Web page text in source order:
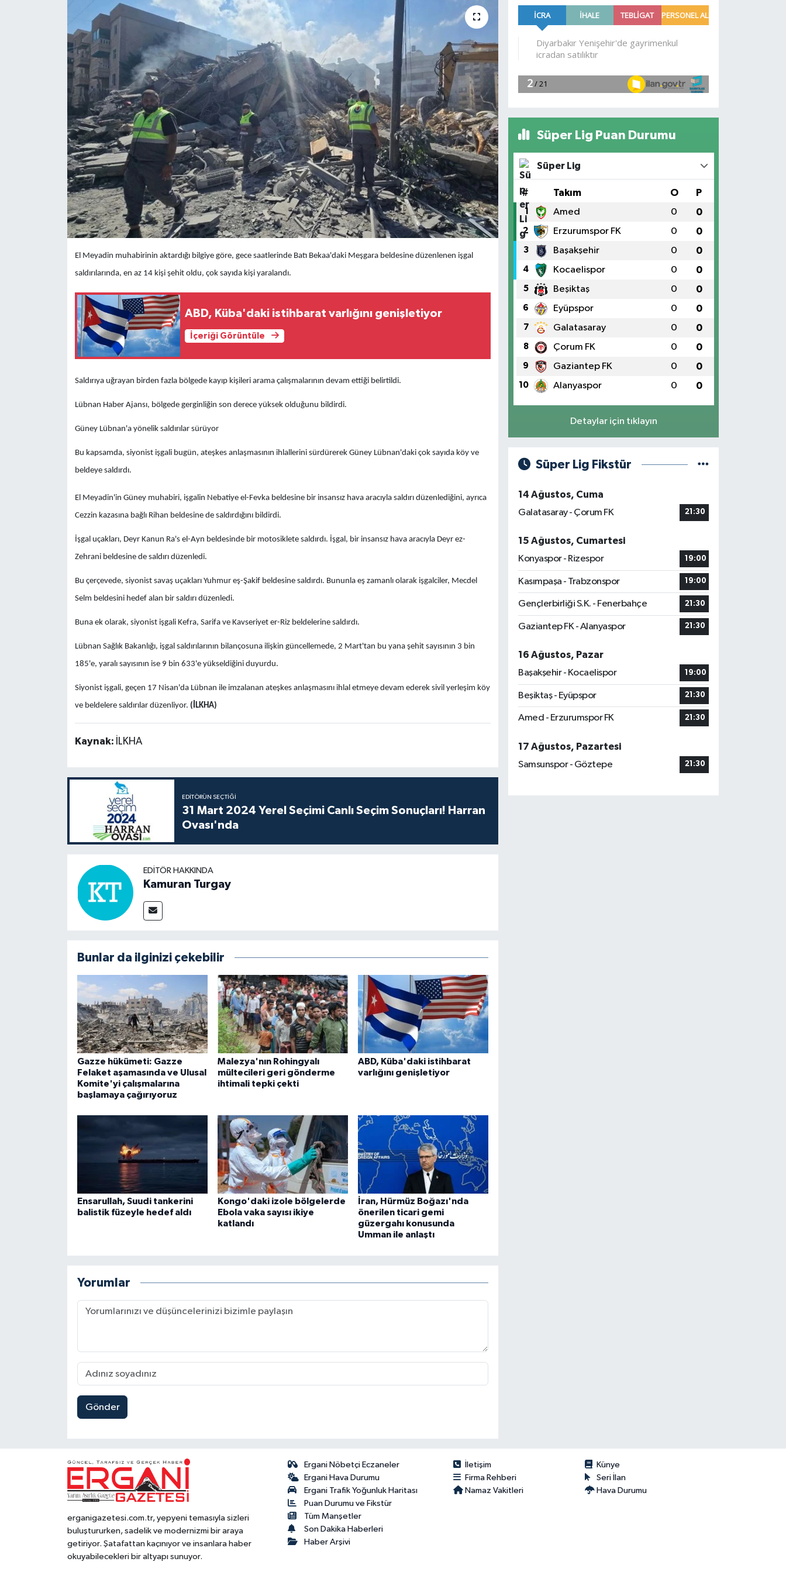
El Meyadin muhabirinin aktardığı bilgiye göre, gece saatlerinde Batı Bekaa'daki Meşgara beldesine düzenlenen işgal
saldırılarında, en az 14 kişi şehit oldu, çok sayıda kişi yaralandı.
ABD, Küba'daki istihbarat varlığını genişletiyor
İçeriği Görüntüle
Saldırıya uğrayan birden fazla bölgede kayıp kişileri arama çalışmalarının devam ettiği belirtildi.
Lübnan Haber Ajansı, bölgede gerginliğin son derece yüksek olduğunu bildirdi.
Güney Lübnan'a yönelik saldırılar sürüyor
Bu kapsamda, siyonist işgali bugün, ateşkes anlaşmasının ihlallerini sürdürerek Güney Lübnan'daki çok sayıda köy ve
beldeye saldırdı.
El Meyadin'in Güney muhabiri, işgalin Nebatiye el-Fevka beldesine bir insansız hava aracıyla saldırı düzenlediğini, ayrıca
Cezzin kazasına bağlı Rihan beldesine de saldırdığını bildirdi.
İşgal uçakları, Deyr Kanun Ra's el-Ayn beldesinde bir motosiklete saldırdı. İşgal, bir insansız hava aracıyla Deyr ez-
Zehrani beldesine de saldırı düzenledi.
Bu çerçevede, siyonist savaş uçakları Yuhmur eş-Şakif beldesine saldırdı. Bununla eş zamanlı olarak işgalciler, Mecdel
Selm beldesini hedef alan bir saldırı düzenledi.
Buna ek olarak, siyonist işgali Kefra, Sarifa ve Kavseriyet er-Riz beldelerine saldırdı.
Lübnan Sağlık Bakanlığı, işgal saldırılarının bilançosuna ilişkin güncellemede, 2 Mart'tan bu yana şehit sayısının 3 bin
185'e, yaralı sayısının ise 9 bin 633'e yükseldiğini duyurdu.
Siyonist işgali, geçen 17 Nisan'da Lübnan ile imzalanan ateşkes anlaşmasını ihlal etmeye devam ederek sivil yerleşim köy
ve beldelere saldırılar düzenliyor. (İLKHA)
Kaynak: İLKHA
EDITÖRÜN SEÇTIĞI
31 Mart 2024 Yerel Seçimi Canlı Seçim Sonuçları! Harran
Ovası'nda
EDITÖR HAKKINDA
Kamuran Turgay
Bunlar da ilginizi çekebilir
Gazze hükümeti: Gazze
Felaket aşamasında ve Ulusal
Komite'yi çalışmalarına
başlamaya çağırıyoruz
Malezya'nın Rohingyalı
mültecileri geri gönderme
ihtimali tepki çekti
ABD, Küba'daki istihbarat
varlığını genişletiyor
Ensarullah, Suudi tankerini
balistik füzeyle hedef aldı
Kongo'daki izole bölgelerde
Ebola vaka sayısı ikiye
katlandı
İran, Hürmüz Boğazı'nda
önerilen ticari gemi
güzergahı konusunda
Umman ile anlaştı
Yorumlar
Gönder
Süper Lig Puan Durumu
Süper Lig
# Takım O P
1 Amed 0 0
2 Erzurumspor FK 0 0
3 Başakşehir 0 0
4 Kocaelispor 0 0
5 Beşiktaş 0 0
6 Eyüpspor 0 0
7 Galatasaray 0 0
8 Çorum FK 0 0
9 Gaziantep FK 0 0
10 Alanyaspor 0 0
Detaylar için tıklayın
Süper Lig Fikstür
14 Ağustos, Cuma
Galatasaray - Çorum FK
21:30
15 Ağustos, Cumartesi
Konyaspor - Rizespor
19:00
Kasımpaşa - Trabzonspor 19:00
Gençlerbirliği S.K. - Fenerbahçe 21:30
Gaziantep FK - Alanyaspor 21:30
16 Ağustos, Pazar
Başakşehir - Kocaelispor
19:00
Beşiktaş - Eyüpspor 21:30
Amed - Erzurumspor FK 21:30
17 Ağustos, Pazartesi
Samsunspor - Göztepe
21:30
erganigazetesi.com.tr, yepyeni temasıyla sizleri
buluştururken, sadelik ve modernizmi bir araya
getiriyor. Şatafattan kaçınıyor ve insanlara haber
okuyabilecekleri bir altyapı sunuyor.
Ergani Nöbetçi Eczaneler
Ergani Hava Durumu
Ergani Trafik Yoğunluk Haritası
Puan Durumu ve Fikstür
Tüm Manşetler
Son Dakika Haberleri
Haber Arşivi
İletişim
Künye
Firma Rehberi
Seri İlan
Namaz Vakitleri
Hava Durumu
Bi̇li̇m & Teknoloji̇